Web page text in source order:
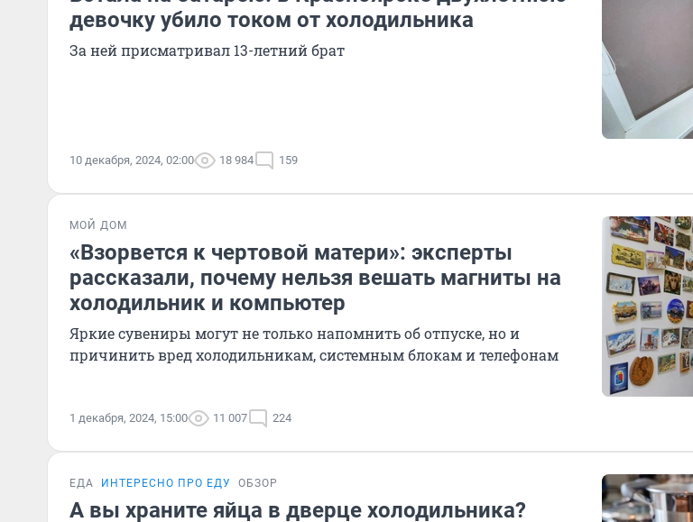
девочку убило током от холодильника
За ней присматривал 13-летний брат
10 декабря, 2024, 02:00 18 984 159
МОЙ ДОМ
«Взорвется к чертовой матери»: эксперты
рассказали, почему нельзя вешать магниты на
холодильник и компьютер
Яркие сувениры могут не только напомнить об отпуске, но и
причинить вред холодильникам, системным блокам и телефонам
1 декабря, 2024, 15:00 11 007 224
ЕДА ИНТЕРЕСНО ПРО ЕДУ ОБЗОР
А вы храните яйца в дверце холодильника?